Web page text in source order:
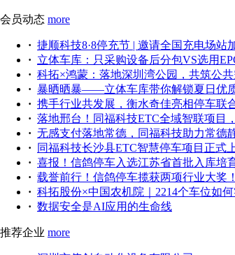
会员动态 more
· 捷顺科技8·8停充节 | 邀请全国充电场站
· 立体车库：只采购设备后分包VS选用
· 科拓×鸿蒙：落地深圳湾公园，共筑公
· 暴晒晒暴——立体车库带你解锁夏日优
· 携手行业共发展，衡水奇佳亮相停车联
· 落地邢台！同福科技ETC全域智联项目
· 无感支付落地常德，同福科技助力常德
·
同福科技长沙县ETC智慧停车项目正式
· 喜报！信鸽停车入选江苏省首批入库培
· 载誉前行！信鸽停车揽获两项行业大奖！
· 科拓股份×中国农机院｜2214个车位如
· 数据安全是AI应用的生命线
推荐企业 more